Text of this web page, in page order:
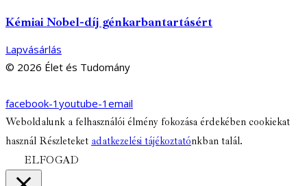
Kémiai Nobel-díj génkarbantartásért
Lapvásárlás
© 2026 Élet és Tudomány
facebook-1 youtube-1 email
Weboldalunk a felhasználói élmény fokozása érdekében cookiekat
használ Részleteket adatkezelési tájékoztatónkban talál.
ELFOGAD